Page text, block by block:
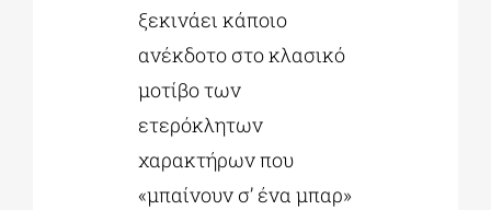
ξεκινάει κάποιο
ανέκδοτο στο κλασικό
μοτίβο των
ετερόκλητων
χαρακτήρων που
«μπαίνουν σ’ ένα μπαρ»